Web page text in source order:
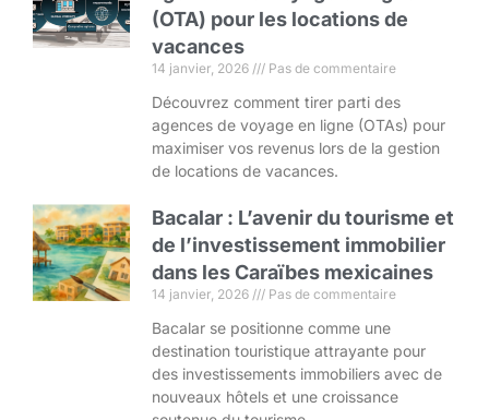
(OTA) pour les locations de
vacances
14 janvier, 2026 Pas de commentaire
Découvrez comment tirer parti des
agences de voyage en ligne (OTAs) pour
maximiser vos revenus lors de la gestion
de locations de vacances.
Bacalar : L’avenir du tourisme et
de l’investissement immobilier
dans les Caraïbes mexicaines
14 janvier, 2026 Pas de commentaire
Bacalar se positionne comme une
destination touristique attrayante pour
des investissements immobiliers avec de
nouveaux hôtels et une croissance